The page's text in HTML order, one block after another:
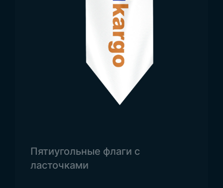
Размеры флагов, как правило, схожи. Однако
флаги некоторых стран разрабатываются в
вертикальном формате. Флаг нашей страны
изготавливается в соотношении два к трём.
Аналогично, флаг США также производится в
соотношении два к трём. Поскольку он
различные виды дизайна, такие как вымпелы,
флаги на мачте или парусные флаги. Поэтому
Пятиугольные флаги с
ласточками